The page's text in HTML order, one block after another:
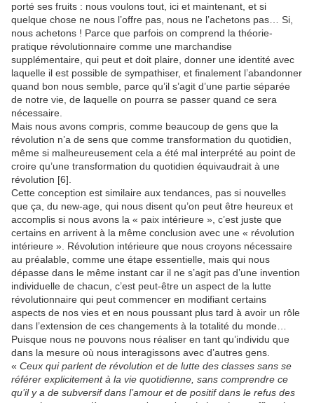
porté ses fruits : nous voulons tout, ici et maintenant, et si
quelque chose ne nous l’offre pas, nous ne l’achetons pas… Si,
nous achetons ! Parce que parfois on comprend la théorie-
pratique révolutionnaire comme une marchandise
supplémentaire, qui peut et doit plaire, donner une identité avec
laquelle il est possible de sympathiser, et finalement l’abandonner
quand bon nous semble, parce qu’il s’agit d’une partie séparée
de notre vie, de laquelle on pourra se passer quand ce sera
nécessaire.
Mais nous avons compris, comme beaucoup de gens que la
révolution n’a de sens que comme transformation du quotidien,
même si malheureusement cela a été mal interprété au point de
croire qu’une transformation du quotidien équivaudrait à une
révolution [6].
Cette conception est similaire aux tendances, pas si nouvelles
que ça, du new-age, qui nous disent qu’on peut être heureux et
accomplis si nous avons la « paix intérieure », c’est juste que
certains en arrivent à la même conclusion avec une « révolution
intérieure ». Révolution intérieure que nous croyons nécessaire
au préalable, comme une étape essentielle, mais qui nous
dépasse dans le même instant car il ne s’agit pas d’une invention
individuelle de chacun, c’est peut-être un aspect de la lutte
révolutionnaire qui peut commencer en modifiant certains
aspects de nos vies et en nous poussant plus tard à avoir un rôle
dans l’extension de ces changements à la totalité du monde…
Puisque nous ne pouvons nous réaliser en tant qu’individu que
dans la mesure où nous interagissons avec d’autres gens.
« Ceux qui parlent de révolution et de lutte des classes sans se
référer explicitement à la vie quotidienne, sans comprendre ce
qu’il y a de subversif dans l’amour et de positif dans le refus des